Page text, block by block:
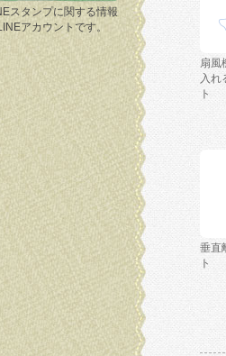
スタンプに関する情報
アカウントです。
扇風
入れ
ト
垂直
ト